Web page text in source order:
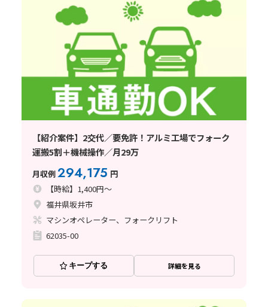
【紹介案件】2交代／要免許！アルミ工場でフォーク
運搬5割＋機械操作／月29万
月収例294,175 円
【時給】1,400円～
福井県坂井市
マシンオペレーター、フォークリフト
62035-00
キープする 詳細を見る